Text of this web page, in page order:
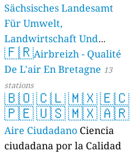
Sächsisches Landesamt
Für Umwelt,
Landwirtschaft Und
Geologie) 50 stations
🇫🇷Airbreizh - Qualité
De L'air En Bretagne 13
stations
🇧🇴🇨🇱🇲🇽🇪🇨
🇵🇪🇺🇸🇲🇽🇦🇷
Aire Ciudadano Ciencia
ciudadana por la Calidad